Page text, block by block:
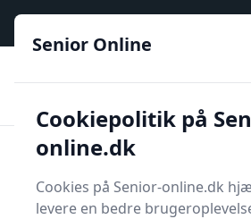
Søg
Senior Online
Cookiepolitik på
online.dk
Cookies på Senior-online.dk
levere en bedre